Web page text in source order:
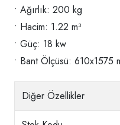
• Ağırlık: 200 kg
• Hacim: 1.22 m³
• Güç: 18 kw
• Bant Ölçüsü: 610x1575
Diğer Özellikler